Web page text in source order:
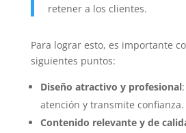
retener a los clientes.
Para lograr esto, es importante
siguientes puntos:
Diseño atractivo y profesional
atención y transmite confianza.
Contenido relevante y de